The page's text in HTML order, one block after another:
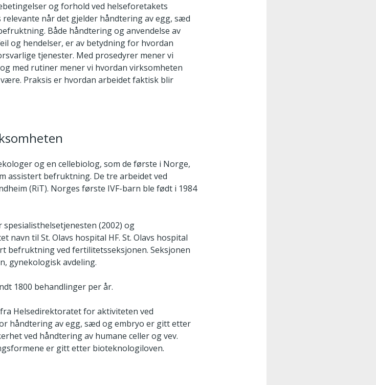
og forhold ved helseforetakets
når det gjelder håndtering av egg, sæd
Både håndtering og anvendelse av
og hendelser, er av betydning for hvordan
tjenester. Med prosedyrer mener vi
med rutiner mener vi hvordan virksomheten
Praksis er hvordan arbeidet faktisk blir
og en cellebiolog, som de første i Norge,
assistert befruktning. De tre arbeidet ved
(RiT). Norges første IVF-barn ble født i 1984
(2002) og
navn til St. Olavs hospital HF. St. Olavs hospital
befruktning ved fertilitetsseksjonen. Seksjonen
gynekologisk avdeling.
1800 behandlinger per år.
Helsedirektoratet for aktiviteten ved
håndtering av egg, sæd og embryo er gitt etter
ved håndtering av humane celler og vev.
er gitt etter bioteknologiloven.